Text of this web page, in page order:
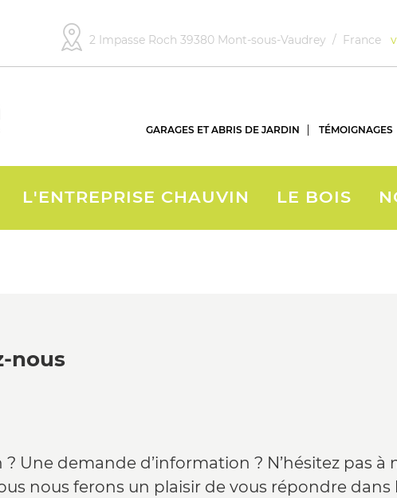
2 Impasse Roch 39380 Mont-sous-Vaudrey / France
GARAGES ET ABRIS DE JARDIN TÉMOIGNAGES
L'ENTREPRISE CHAUVIN LE BOIS
nous
Une demande d’information ? N’hésitez pas à
nous ferons un plaisir de vous répondre dans